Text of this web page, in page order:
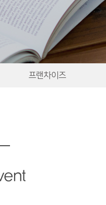
프랜차이즈